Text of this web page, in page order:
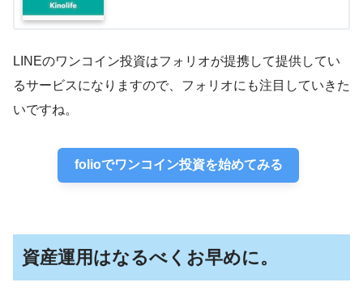
LINEのワンコイン投資はフォリオが提携して提供してい
るサービスになりますので、フォリオにも注目していきた
いですね。
folioでワンコイン投資を始めてみる
資産運用はなるべくお早めに。